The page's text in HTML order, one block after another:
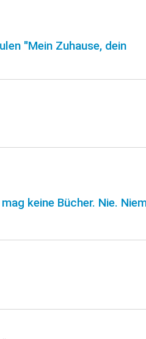
"Mein Zuhause, dein
keine Bücher. Nie.